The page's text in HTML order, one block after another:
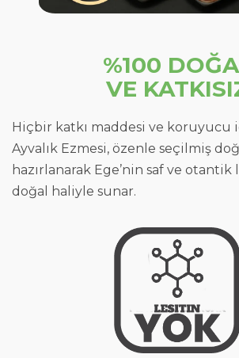
%100
VE
Hiçbir katkı maddesi ve koruyucu
Ayvalık Ezmesi, özenle seçilmiş
hazırlanarak Ege’nin saf ve
doğal haliyle sunar.